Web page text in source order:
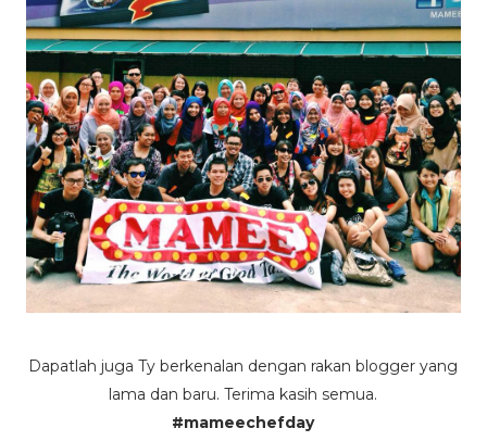
Dapatlah juga Ty berkenalan dengan rakan blogger yang
lama dan baru. Terima kasih semua.
#mameechefday